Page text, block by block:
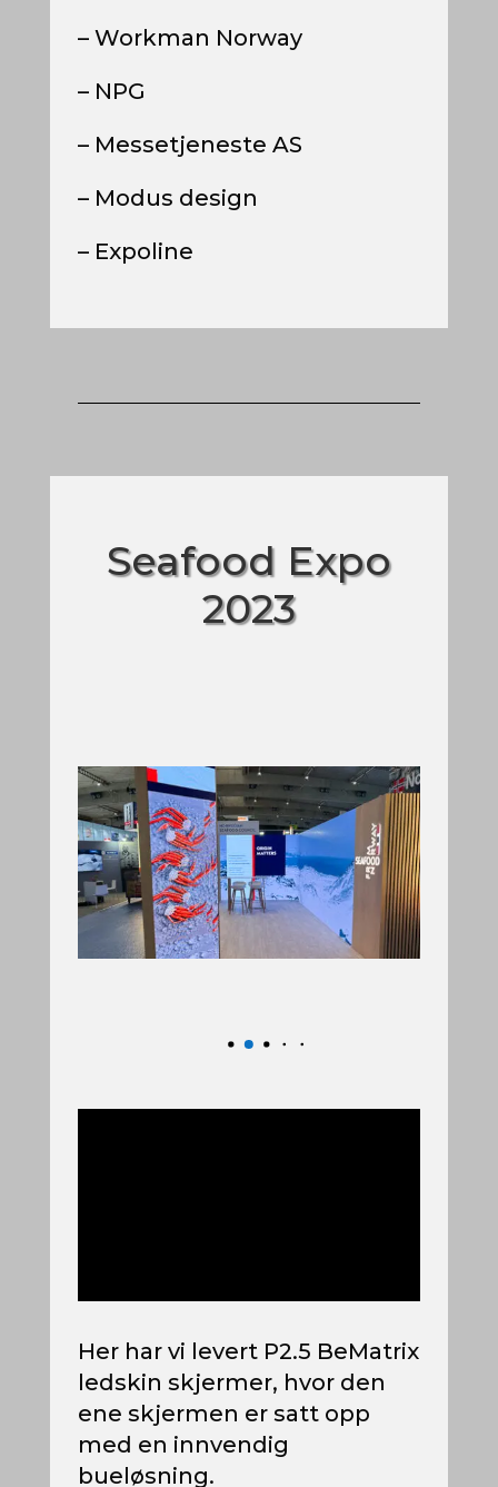
– Workman Norway
– NPG
– Messetjeneste AS
– Modus design
– Expoline
Seafood Expo
2023
Her har vi levert P2.5 BeMatrix
ledskin skjermer, hvor den
ene skjermen er satt opp
med en innvendig
bueløsning.